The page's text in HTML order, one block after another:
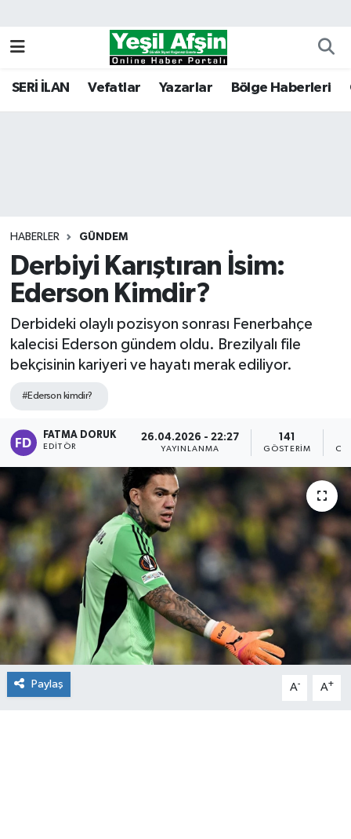
SERİ İLAN Vefatlar Yazarlar Bölge Haberleri
HABERLER GÜNDEM
Derbiyi Karıştıran İsim:
Ederson Kimdir?
Derbideki olaylı pozisyon sonrası Fenerbahçe
kalecisi Ederson gündem oldu. Brezilyalı file
bekçisinin kariyeri ve hayatı merak ediliyor.
#Ederson kimdir?
FATMA DORUK
EDITÖR
26.04.2026 - 22:27
YAYINLANMA
141
GÖSTERIM
Paylaş A- A+
Kahramanmaraş Nöbetçi Eczaneler
Tüm Manşetler
Son Dakika Haberleri
Haber Arşivi